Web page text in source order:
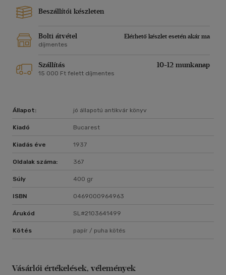
Beszállítói készleten
Bolti átvétel
Elérhető készlet esetén akár ma
díjmentes
Szállítás 10-12 munkanap
15 000 Ft felett díjmentes
Állapot: jó állapotú antikvár könyv
Kiadó Bucarest
Kiadás éve 1937
Oldalak száma: 367
Súly 400 gr
ISBN 0469000964963
Árukód SL#2103641499
Kötés papír / puha kötés
Vásárlói értékelések, vélemények